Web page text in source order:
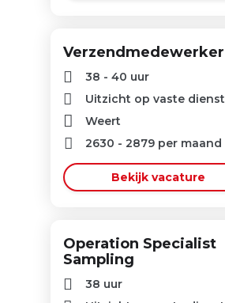
Verzendmedewerker
38 - 40 uur
Uitzicht op vaste dienst
Weert
2630 - 2879 per maand
Bekijk vacature
Operation Specialist
Sampling
38 uur